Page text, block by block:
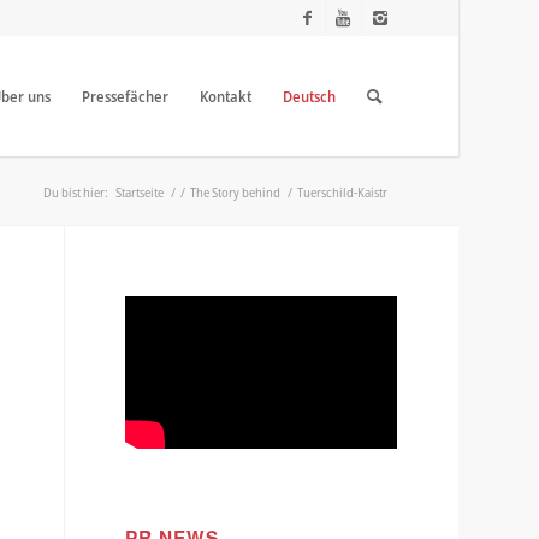
uns Pressefächer Kontakt Deutsch
Du bist hier: Startseite / / The Story behind / Tuerschild-Kaistr